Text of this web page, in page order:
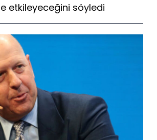
etkileyeceğini söyledi